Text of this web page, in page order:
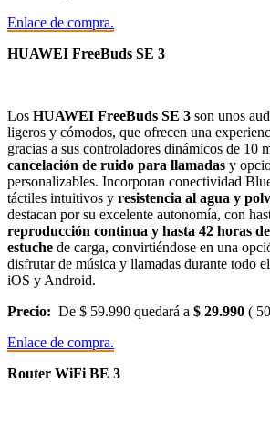
Enlace de compra.
HUAWEI FreeBuds SE 3
Los HUAWEI FreeBuds SE 3 son unos
ligeros y cómodos, que ofrecen una
gracias a sus controladores dinámicos de 10
cancelación de ruido para llamadas y
personalizables. Incorporan conectividad
táctiles intuitivos y resistencia al agua y
destacan por su excelente autonomía, con
reproducción continua y hasta 42 horas
estuche de carga, convirtiéndose en una
disfrutar de música y llamadas durante todo
iOS y Android.
Precio: De $ 59.990 quedará a $ 29.990 (
Enlace de compra.
Router WiFi BE 3